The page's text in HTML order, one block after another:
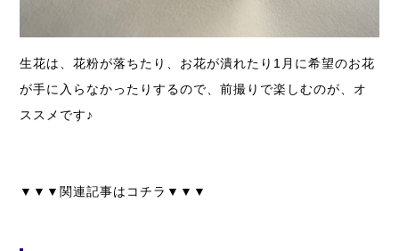
生花は、花粉が落ちたり、お花が潰れたり1月に希望のお花
が手に入らなかったりするので、前撮りで楽しむのが、オ
ススメです♪
▼▼▼関連記事はコチラ▼▼▼